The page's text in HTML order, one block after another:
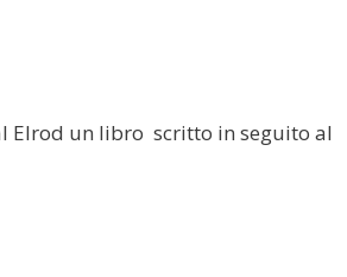
Elrod un libro scritto in seguito al